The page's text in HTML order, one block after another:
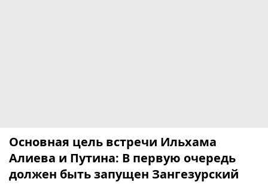
Основная цель встречи Ильхама
Алиева и Путина: В первую очередь
должен быть запущен Зангезурский